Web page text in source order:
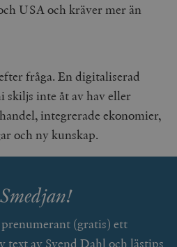
USA och kräver mer än
fråga. En digitaliserad
skiljs inte åt av hav eller
integrerade ekonomier,
och ny kunskap.
(gratis) ett
text av Svend Dahl och lästips